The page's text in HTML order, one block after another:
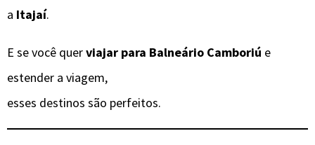
a Itajaí.
E se você querviajar para Balneário Camboriú e
estender a viagem,
esses destinos são perfeitos.